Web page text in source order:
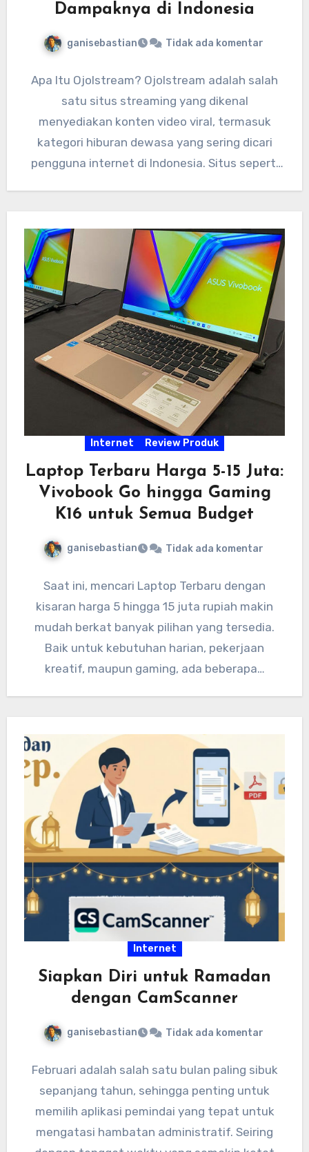
Dampaknya di Indonesia
ganisebastian Tidak ada komentar
Apa Itu Ojolstream? Ojolstream adalah salah
satu situs streaming yang dikenal
menyediakan konten video viral, termasuk
kategori hiburan dewasa yang sering dicari
pengguna internet di Indonesia. Situs seperti
Internet Review Produk
Laptop Terbaru Harga 5-15 Juta:
Vivobook Go hingga Gaming
K16 untuk Semua Budget
ganisebastian Tidak ada komentar
Saat ini, mencari Laptop Terbaru dengan
kisaran harga 5 hingga 15 juta rupiah makin
mudah berkat banyak pilihan yang tersedia.
Baik untuk kebutuhan harian, pekerjaan
kreatif, maupun gaming, ada beberapa…
Internet
Siapkan Diri untuk Ramadan
dengan CamScanner
ganisebastian Tidak ada komentar
Februari adalah salah satu bulan paling sibuk
sepanjang tahun, sehingga penting untuk
memilih aplikasi pemindai yang tepat untuk
mengatasi hambatan administratif. Seiring